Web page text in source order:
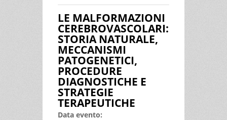
BIOSTATISTICA E L’EPIDEMIOLOGIA
CLINICA: SFIDE E OPPORTUNITÀ
NELL’ERA DEI BIG DATA
LE MALFORMAZIONI
CEREBROVASCOLARI:
STORIA NATURALE,
MECCANISMI
PATOGENETICI,
PROCEDURE
DIAGNOSTICHE E
STRATEGIE
TERAPEUTICHE
Data evento: